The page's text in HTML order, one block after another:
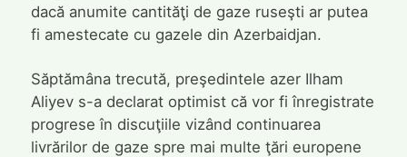
dacă anumite cantităţi de gaze ruseşti ar putea
fi amestecate cu gazele din Azerbaidjan.
Săptămâna trecută, preşedintele azer Ilham
Aliyev s-a declarat optimist că vor fi înregistrate
progrese în discuţiile vizând continuarea
livrărilor de gaze spre mai multe ţări europene